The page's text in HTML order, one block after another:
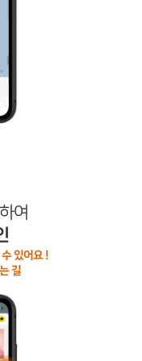
여
있어요 !
길